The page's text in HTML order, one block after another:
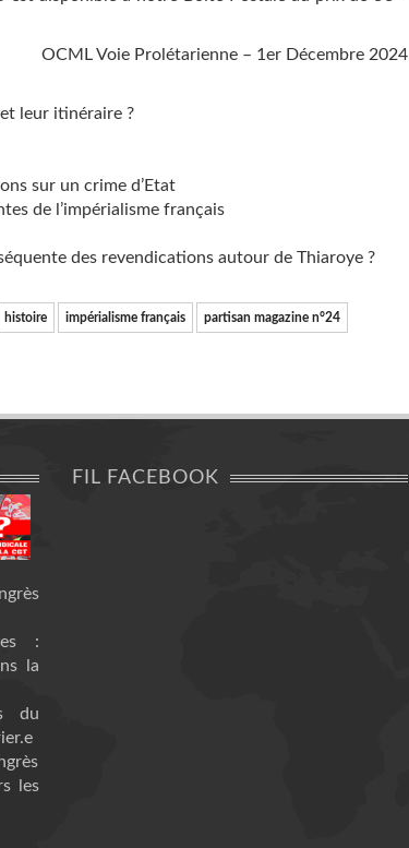
OCML Voie Prolétarienne – 1er Décembre 2024
leur itinéraire ?
sur un crime d’Etat
de l’impérialisme français
des revendications autour de Thiaroye ?
histoire impérialisme français partisan magazine n°24
:
la
du
les
FIL FACEBOOK